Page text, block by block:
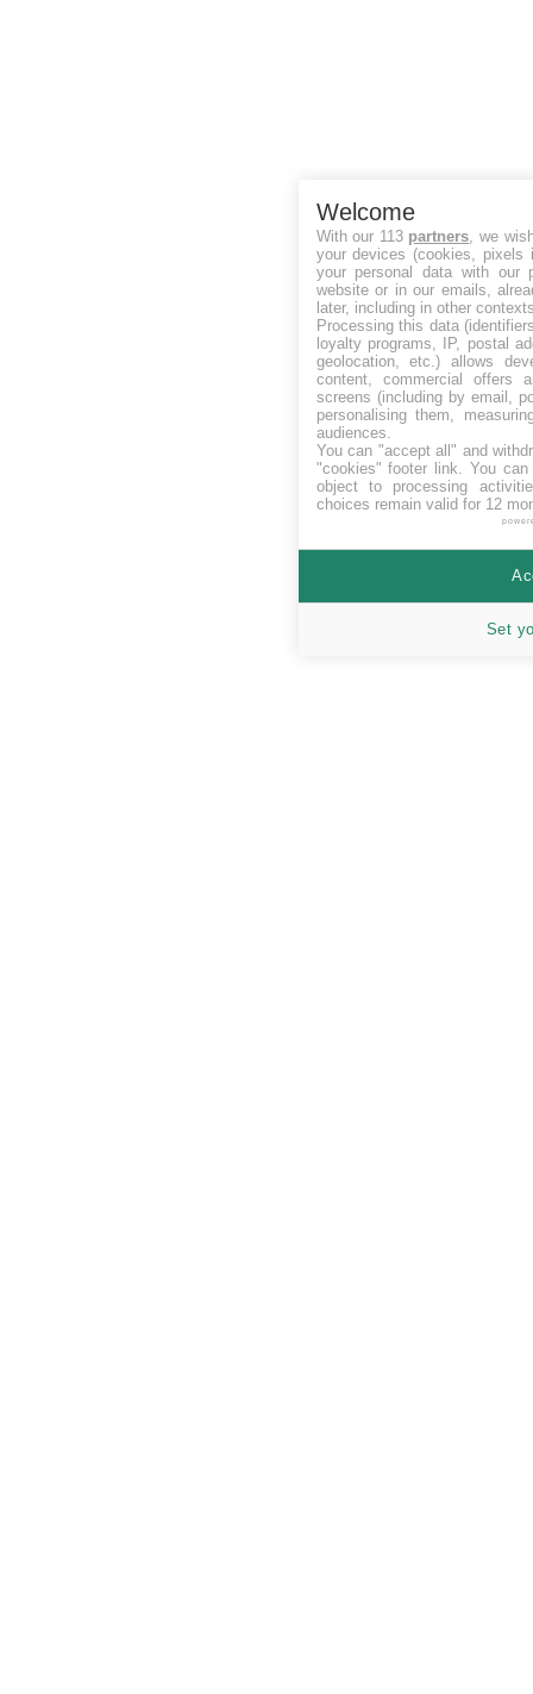
Welcome
With our 113 partners , we
your devices (cookies, pixels
your personal data with our
website or in our emails,
later, including in other
Processing this data
loyalty programs, IP, postal
geolocation, etc.) allows
content, commercial offers
screens (including by email,
personalising them,
audiences.
You can "accept all" and
"cookies" footer link . You
object to processing
choices remain valid for 12
Set